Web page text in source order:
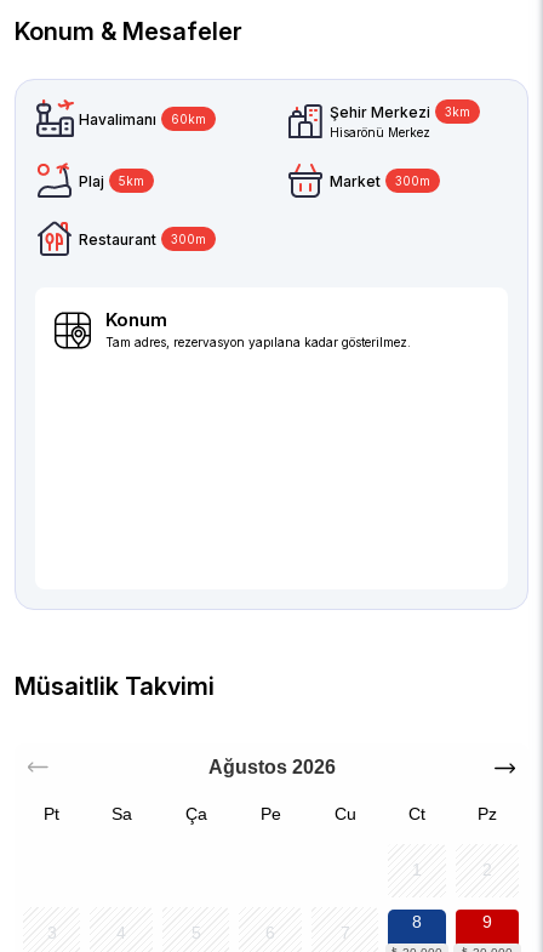
Konum & Mesafeler
Havalimanı 60km Şehir Merkezi
3km
Hisarönü Merkez
Plaj 5km Market 300m
Restaurant 300m
Konum
Tam adres, rezervasyon yapılana kadar gösterilmez.
Müsaitlik Takvimi
Ağustos 2026
Pt Sa Ça Pe Cu Ct Pz
1 2
3 4 5 6 7
8 9